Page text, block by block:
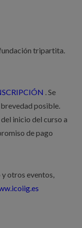
tripartita.
. Se
posible.
inicio del curso a
de pago
otros eventos,